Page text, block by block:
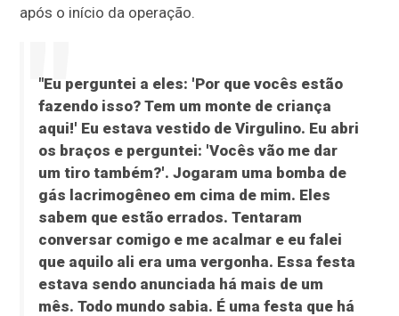
após o início da operação.
"Eu perguntei a eles: 'Por que vocês estão
fazendo isso? Tem um monte de criança
aqui!' Eu estava vestido de Virgulino. Eu abri
os braços e perguntei: 'Vocês vão me dar
um tiro também?'. Jogaram uma bomba de
gás lacrimogêneo em cima de mim. Eles
sabem que estão errados. Tentaram
conversar comigo e me acalmar e eu falei
que aquilo ali era uma vergonha. Essa festa
estava sendo anunciada há mais de um
mês. Todo mundo sabia. É uma festa que há